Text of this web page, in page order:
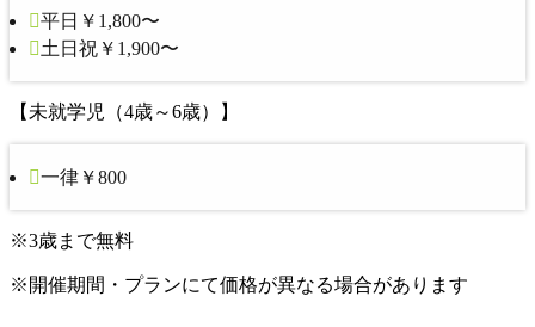
平日￥1,800〜
土日祝￥1,900〜
【未就学児（4歳～6歳）】
一律￥800
※3歳まで無料
※開催期間・プランにて価格が異なる場合があります